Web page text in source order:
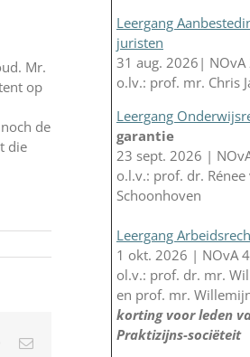
Mr.
op
de
die
WhatsApp
E-
Leergang
juristen
31 aug. 2026| NOvA
o.lv.: prof. mr. Chris
Leergang
garantie
23 sept. 2026 |
o.l.v.: prof. dr. Rénee
Schoonhoven
Leergang
1 okt. 2026 | NOvA
ol.v.: prof. dr. mr.
en prof. mr.
korting voor leden
Praktizijns-sociëteit